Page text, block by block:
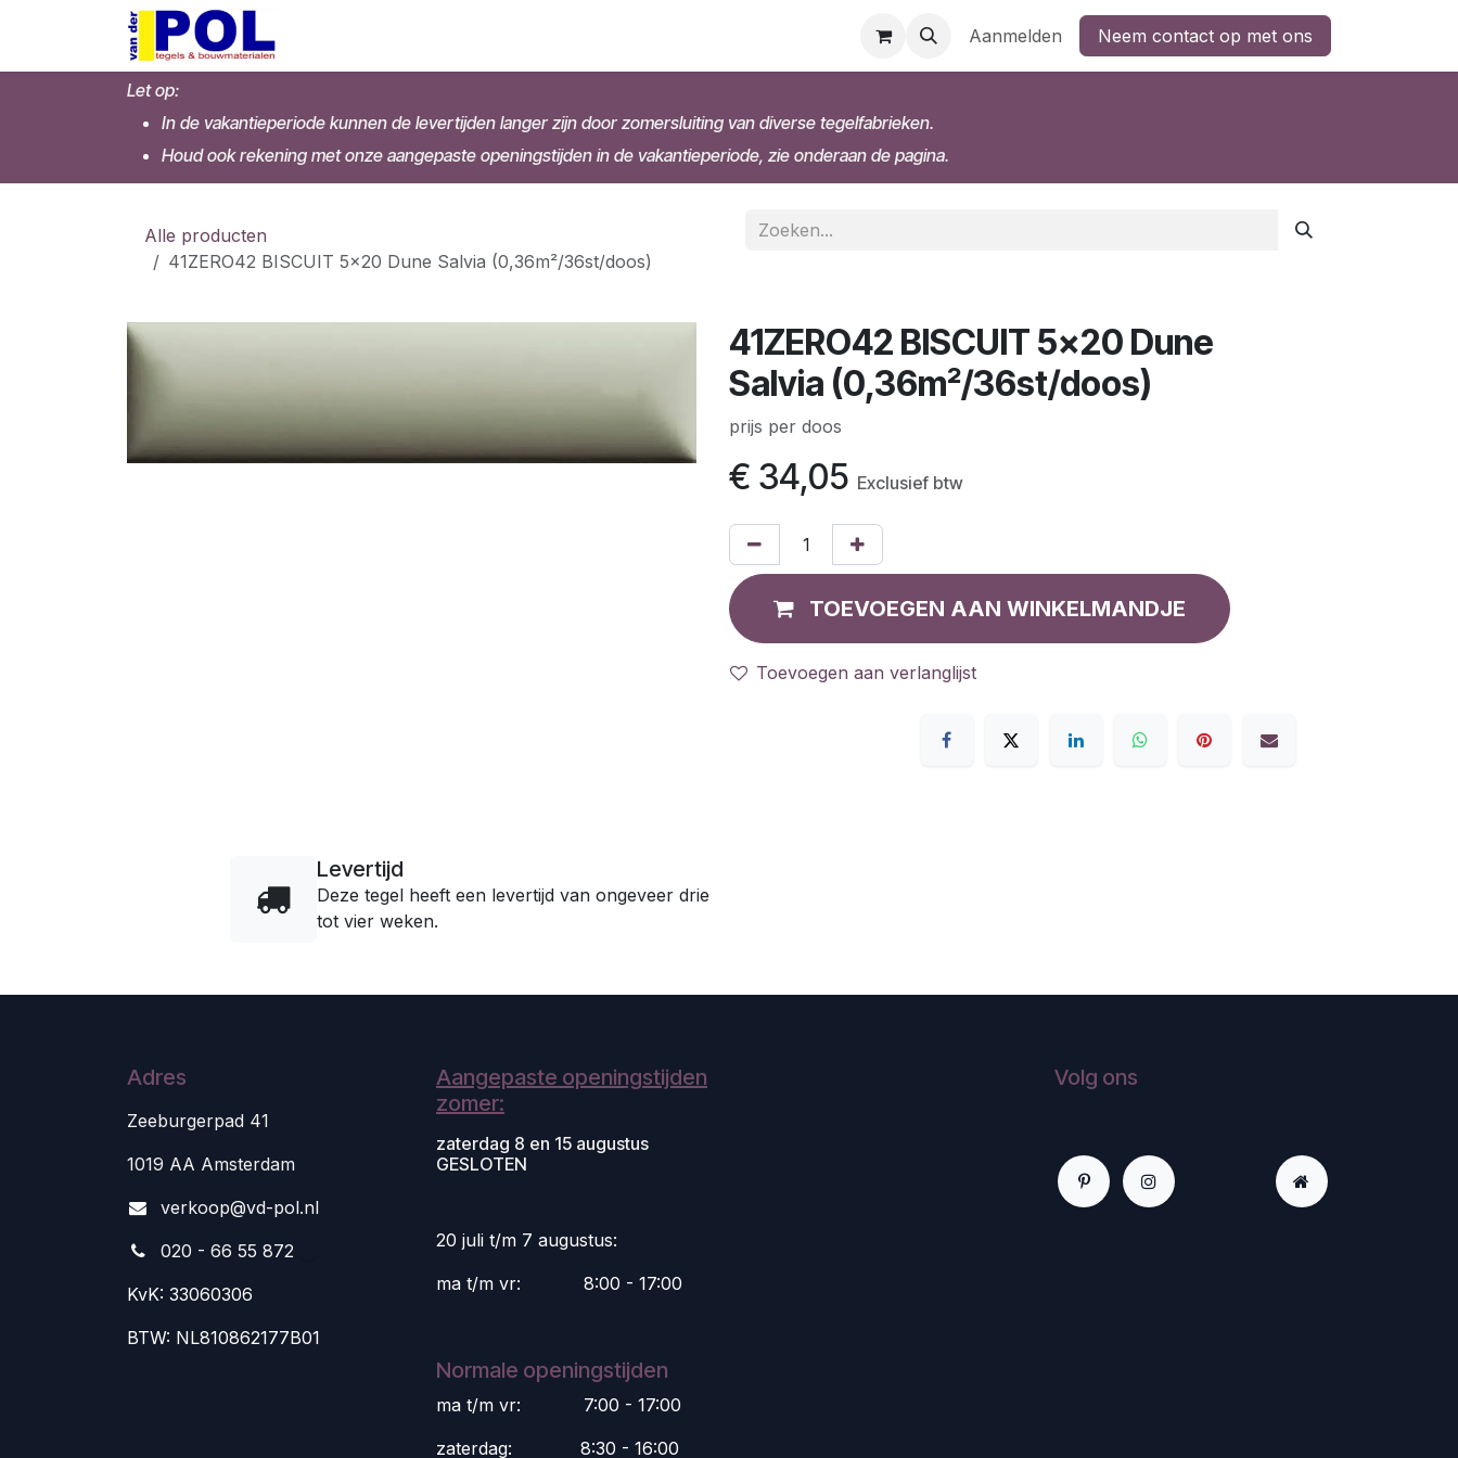
Overslaan naar inhoud
Aanmelden Neem contact op met ons
Let op:
In de vakantieperiode kunnen de levertijden langer zijn door zomersluiting van diverse tegelfabrieken.
Houd ook rekening met onze aangepaste openingstijden in de vakantieperiode, zie onderaan de pagina.
Alle producten
41ZERO42 BISCUIT 5x20 Dune Salvia (0,36m²/36st/doos)
41ZERO42 BISCUIT 5x20 Dune
Salvia (0,36m²/36st/doos)
prijs per doos
€ 34,05 Exclusief btw
TOEVOEGEN AAN WINKELMANDJE
Toevoegen aan verlanglijst
Levertijd
Deze tegel heeft een levertijd van ongeveer drie
tot vier weken.
Adres
Zeeburgerpad 41
1019 AA Amsterdam
verkoop@vd-pol.nl
020 - 66 55 872
KvK: 33060306
BTW: NL810862177B01
Aangepaste openingstijden
zomer:
zaterdag 8 en 15 augustus
GESLOTEN
20 juli t/m 7 augustus:
ma t/m vr:
​8:00 - 17:00
Normale openingstijden
ma t/m vr:
​7:00 - 17:00
zaterdag:
​8:30 - 16:00
Volg ons